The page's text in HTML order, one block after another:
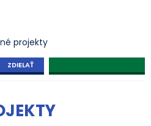
projekty
ZDIELAŤ